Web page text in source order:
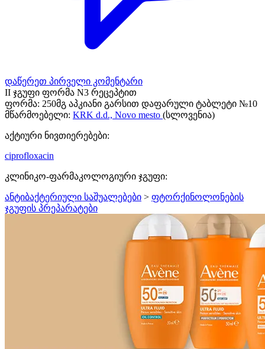
დაწერეთ პირველი კომენტარი
II ჯგუფი ფორმა N3 რეცეპტით
ფორმა: 250მგ აპკიანი გარსით დაფარული ტაბლეტი №10
მწარმოებელი: KRK d.d., Novo mesto (სლოვენია)
აქტიური ნივთიერებები:
ciprofloxacin
კლინიკო-ფარმაკოლოგიური ჯგუფი:
ანტიბაქტერიული საშუალებები > ფტორქინოლონების
ჯგუფის პრეპარატები